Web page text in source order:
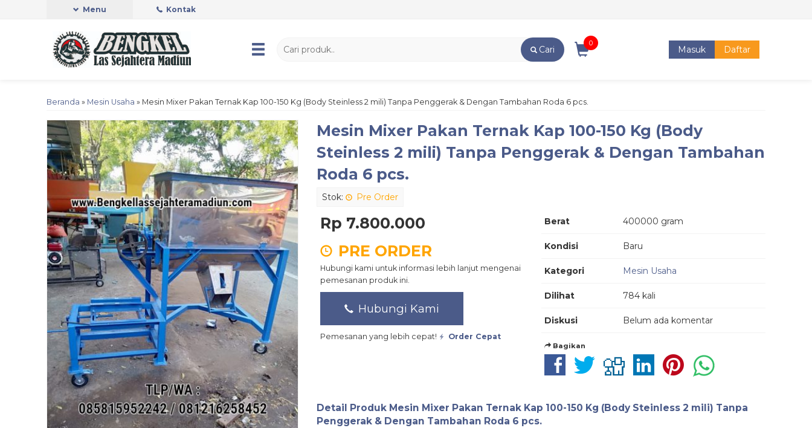
Menu Kontak
Cari
0
Masuk Daftar
Beranda » Mesin Usaha » Mesin Mixer Pakan Ternak Kap 100-150 Kg (Body Steinless 2 mili) Tanpa Penggerak & Dengan Tambahan Roda 6 pcs.
Mesin Mixer Pakan Ternak Kap 100-150 Kg (Body
Steinless 2 mili) Tanpa Penggerak & Dengan Tambahan
Roda 6 pcs.
Stok: Pre Order
Berat 400000 gram
Kondisi Baru
Kategori Mesin Usaha
Dilihat 784 kali
Diskusi Belum ada komentar
Bagikan
Rp 7.800.000
PRE ORDER
Hubungi kami untuk informasi lebih lanjut mengenai
pemesanan produk ini.
Hubungi Kami
Pemesanan yang lebih cepat! Order Cepat
Detail Produk Mesin Mixer Pakan Ternak Kap 100-150 Kg (Body Steinless 2 mili) Tanpa
Penggerak & Dengan Tambahan Roda 6 pcs.